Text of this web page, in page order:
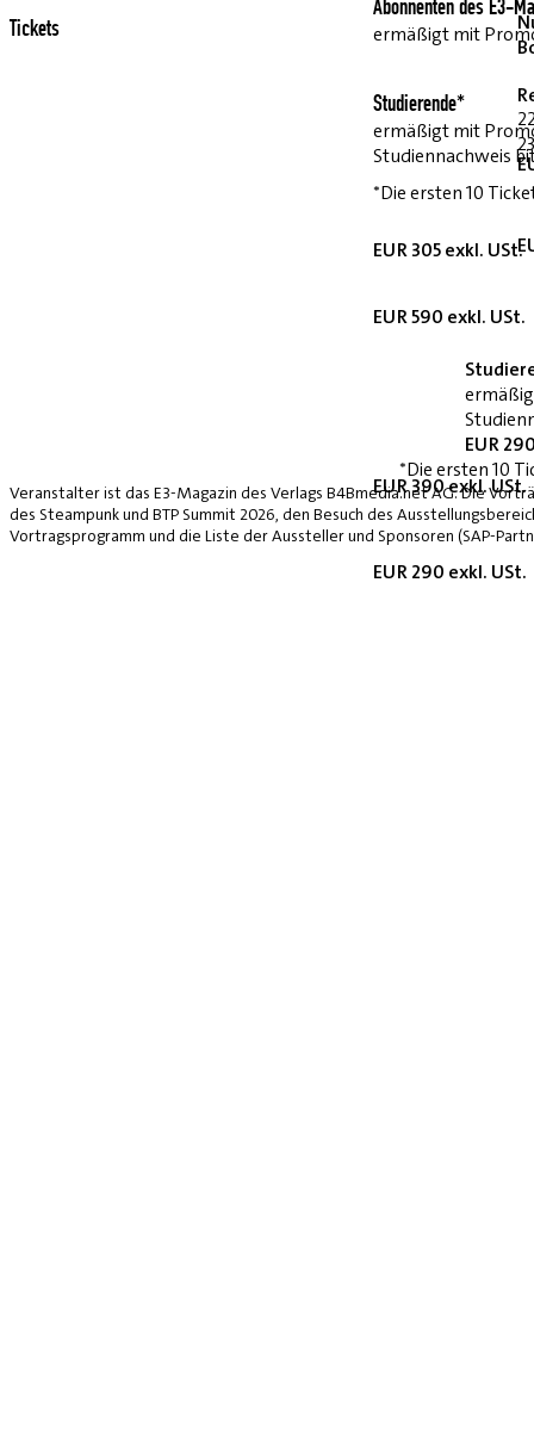
Abonnenten des E3-
ermäßigt mit
Studierende*
ermäßigt mit
Studiennachweis
*Die ersten 10
EUR 305 exkl. USt.
EUR 590 exkl. USt.
EUR 390 exkl. USt.
EUR 290 exkl. USt.
Tickets
EUR
*Die ersten 10
Veranstalter ist das E3-Magazin des Verlags B4Bmedia.net AG. Die
des Steampunk und BTP Summit 2026, den Besuch des
Vortragsprogramm und die Liste der Aussteller und Sponsoren (SAP-